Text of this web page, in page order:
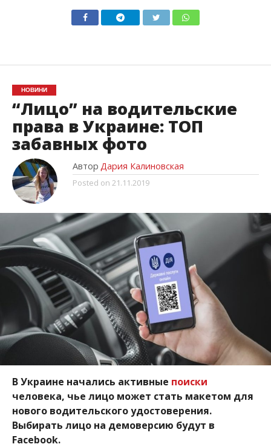
НОВИНИ
“Лицо” на водительские
права в Украине: ТОП
забавных фото
Автор Дария Калиновская
Posted on 21.11.2019
В Украине начались активные поиски
человека, чье лицо может стать макетом для
нового водительского удостоверения.
Выбирать лицо на демоверсию будут в
Facebook.